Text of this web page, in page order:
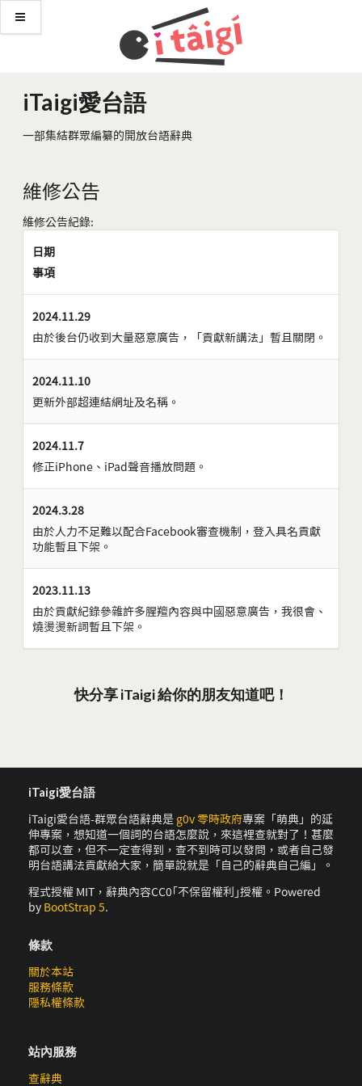
iTaigi愛台語
一部集結群眾編纂的開放台語辭典
維修公告
維修公告紀錄:
日期
事項
2024.11.29
由於後台仍收到大量惡意廣告，「貢獻新講法」暫且關閉。
2024.11.10
更新外部超連結網址及名稱。
2024.11.7
修正iPhone、iPad聲音播放問題。
2024.3.28
由於人力不足難以配合Facebook審查機制，登入具名貢獻
功能暫且下架。
2023.11.13
由於貢獻紀錄參雜許多腥羶內容與中國惡意廣告，我很會、
燒燙燙新詞暫且下架。
快分享 iTaigi 給你的朋友知道吧！
iTaigi愛台語
iTaigi愛台語-群眾台語辭典是 g0v 零時政府專案「萌典」的延
伸專案，想知道一個詞的台語怎麼說，來這裡查就對了！甚麼
都可以查，但不一定查得到，查不到時可以發問，或者自己發
明台語講法貢獻給大家，簡單說就是「自己的辭典自己編」。
程式授權 MIT，辭典內容CC0｢不保留權利｣授權。Powered
by BootStrap 5.
條款
關於本站
服務條款
隱私權條款
站內服務
查辭典